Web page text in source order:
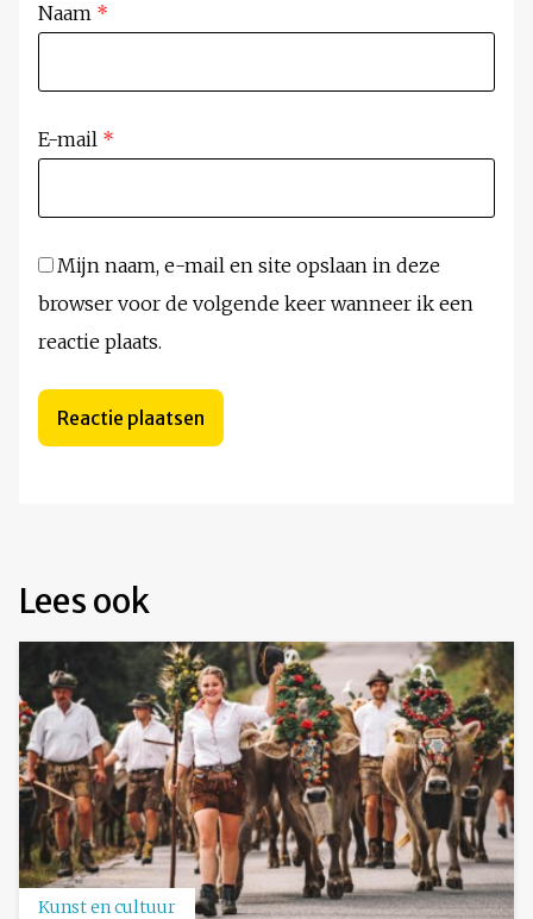
Naam *
E-mail *
Mijn naam, e-mail en site opslaan in deze
browser voor de volgende keer wanneer ik een
reactie plaats.
Lees ook
Kunst en cultuur